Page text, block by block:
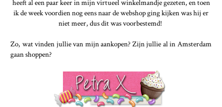
heeft al een paar keer in mijn virtueel winkelmandje gezeten, en toen
ik de week voordien nog eens naar de webshop ging kijken was hij er
niet meer, dus dit was voorbestemd!
Zo, wat vinden jullie van mijn aankopen? Zijn jullie al in Amsterdam
gaan shoppen?